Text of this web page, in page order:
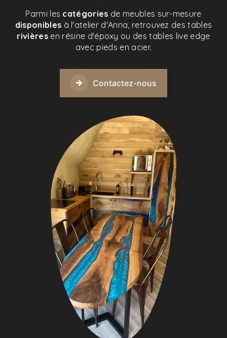
Parmi les catégories de meubles sur-mesure
disponibles à l'atelier d'Anna, retrouvez des tables
rivières en résine d'époxy ou des tables live edge
avec pieds en acier.
Contactez-nous